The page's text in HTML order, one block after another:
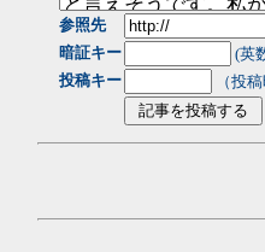
参照先
暗証キー
(英
投稿キー
（投